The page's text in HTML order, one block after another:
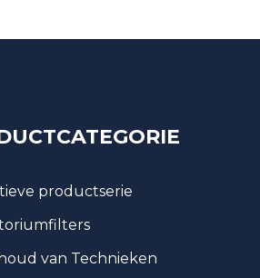
productserie
van Technieken